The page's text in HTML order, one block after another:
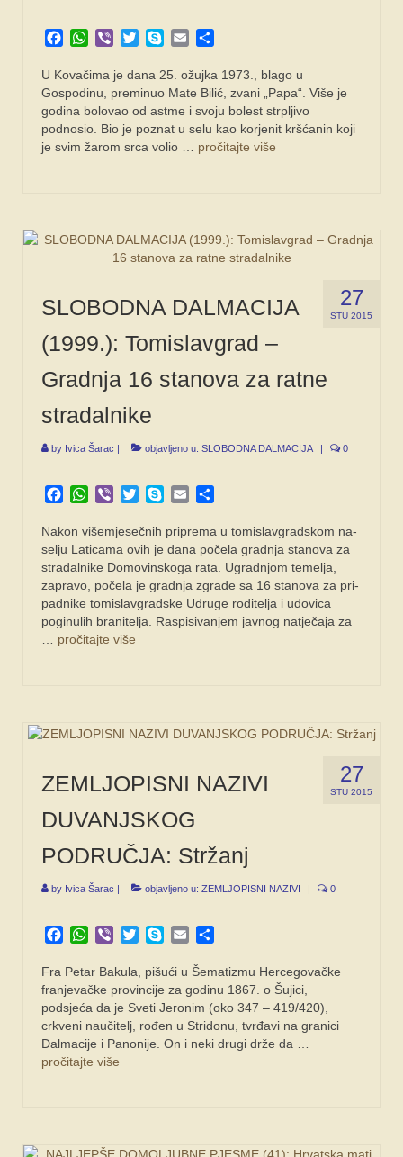
Facebook
WhatsApp
Viber TwitterSkypeEmail
U Kovačima je dana 25. ožujka 1973., blago u
Gospodinu, preminuo Mate Bilić, zvani „Papa“. Više je
godina bolovao od astme i svoju bolest strpljivo
podnosio. Bio je poznat u selu kao korjenit kršćanin koji
je svim žarom srca volio … pročitajte više
27
STU 2015
SLOBODNA DALMACIJA
(1999.): Tomislavgrad –
Gradnja 16 stanova za ratne
stradalnike
by Ivica Šarac objavljeno u: SLOBODNA DALMACIJA 0
Facebook
WhatsApp
Viber TwitterSkypeEmail
Nakon višemjesečnih pripre­ma u tomislavgradskom na­
selju Laticama ovih je dana počela gradnja stanova za
stradalnike Domovinskoga rata. Ugradnjom temelja,
zapravo, počela je gradnja zgrade sa 16 stanova za pri­
padnike tomislavgradske Udruge roditelja i udovica
poginulih branitelja. Raspisivanjem javnog natječaja za
… pročitajte više
27
STU 2015
ZEMLJOPISNI NAZIVI
DUVANJSKOG
PODRUČJA: Stržanj
by Ivica Šarac | objavljeno u: ZEMLJOPISNI NAZIVI | 0
Facebook
WhatsApp
Viber TwitterSkypeEmail
Fra Petar Bakula, pišući u Šematizmu Hercegovačke
franjevačke provincije za godinu 1867. o Šujici,
podsjeća da je Sveti Jeronim (oko 347 – 419/420),
crkveni naučitelj, rođen u Stridonu, tvrđavi na granici
Dalmacije i Panonije. On i neki drugi drže da …
pročitajte više